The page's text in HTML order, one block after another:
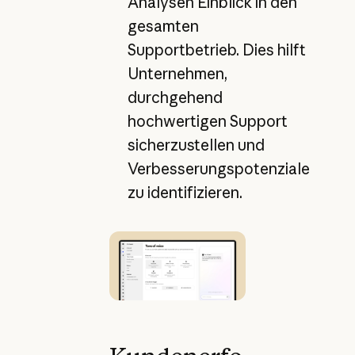
gesamten
Supportbetrieb. Dies hilft
Unternehmen,
durchgehend
hochwertigen Support
sicherzustellen und
Verbesserungspotenziale
zu identifizieren.